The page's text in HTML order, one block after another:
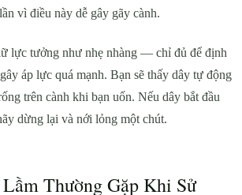
vì điều này dễ gây gãy cành.
lực tưởng như nhẹ nhàng — chỉ đủ để định
áp lực quá mạnh. Bạn sẽ thấy dây tự động
trên cành khi bạn uốn. Nếu dây bắt đầu
dừng lại và nới lỏng một chút.
Thường Gặp Khi Sử